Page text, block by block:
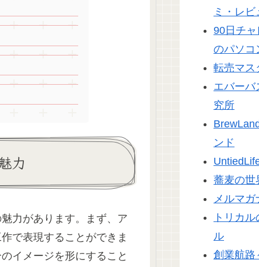
力
力があります。まず、ア
で表現することができま
イメージを形にすること
ミ・レ
90日チ
のパソコ
転売マス
エバーバ
究所
ンド
蕎麦の世
メルマガ
トリカ
ル
創業航路